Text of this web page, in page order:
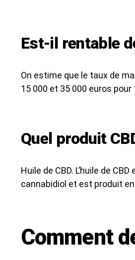
Est-il rentable
On estime que le taux de
15 000 et 35 000 euros
Quel produit
Huile de CBD. L’huile de
cannabidiol et est produit
Comment